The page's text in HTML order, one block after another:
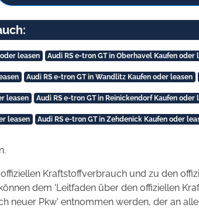
leasen Audi RS e-tron GT in Oberhavel Kaufen oder
Audi RS e-tron GT in Wandlitz Kaufen oder leasen
leasen Audi RS e-tron GT in Reinickendorf Kaufen oder
leasen Audi RS e-tron GT in Zehdenick Kaufen oder
Kraftstoffverbrauch und zu den
dem 'Leitfaden über den offiziellen
neuer Pkw' entnommen werden, der an